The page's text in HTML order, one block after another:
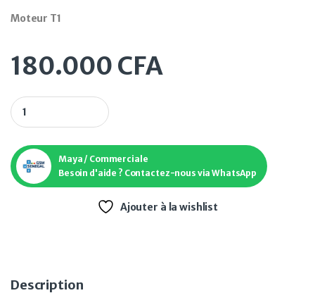
Moteur T1
180.000 CFA
Climatiseur inverter Enduro EVA-090-INV 9000BTU ON/
Maya / Commerciale
Besoin d'aide ? Contactez-nous via WhatsApp
Ajouter à la wishlist
Description